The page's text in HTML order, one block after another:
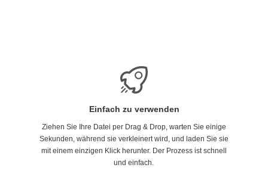
Einfach zu verwenden
Ziehen Sie Ihre Datei per Drag & Drop, warten Sie einige
Sekunden, während sie verkleinert wird, und laden Sie sie
mit einem einzigen Klick herunter. Der Prozess ist schnell
und einfach.